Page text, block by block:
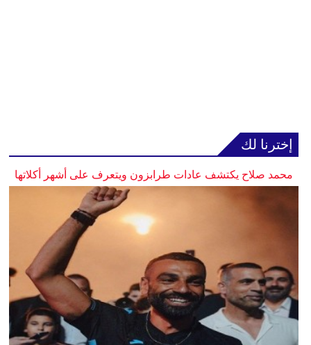
إخترنا لك
محمد صلاح يكتشف عادات طرابزون ويتعرف على أشهر أكلاتها